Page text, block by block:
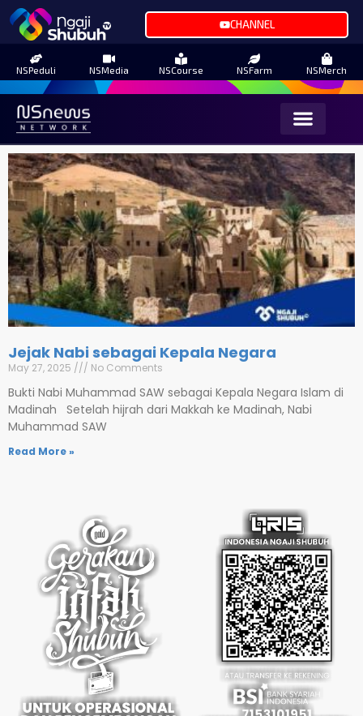
CHANNEL
NSPeduli NSMedia NSCourse NSFarm NSMerch
Jejak Nabi sebagai Kepala Negara
May 27, 2025 No Comments
Bukti Nabi Muhammad SAW sebagai Kepala Negara Islam di
Madinah Setelah hijrah dari Makkah ke Madinah, Nabi
Muhammad SAW
Read More »